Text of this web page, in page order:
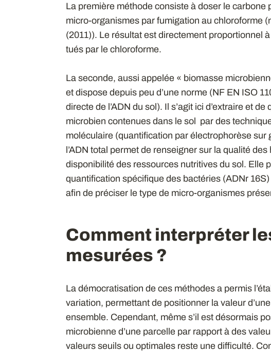
La première méthode consiste à doser le carbone
micro-organismes par fumigation au chloroforme
(2011)). Le résultat est directement proportionnel
tués par le chloroforme.
La seconde, aussi appelée « biomasse
et dispose depuis peu d’une norme (NF EN ISO
directe de l’ADN du sol). Il s’agit ici d’extraire et
microbien contenues dans le sol par des
moléculaire (quantification par électrophorèse sur
l’ADN total permet de renseigner sur la qualité
disponibilité des ressources nutritives du sol. Elle
quantification spécifique des bactéries (ADNr
afin de préciser le type de micro-organismes
Comment interpréter
mesurées ?
La démocratisation de ces méthodes a permis
variation, permettant de positionner la valeur
ensemble. Cependant, même s’il est désormais
microbienne d’une parcelle par rapport à des
valeurs seuils ou optimales reste une difficulté.